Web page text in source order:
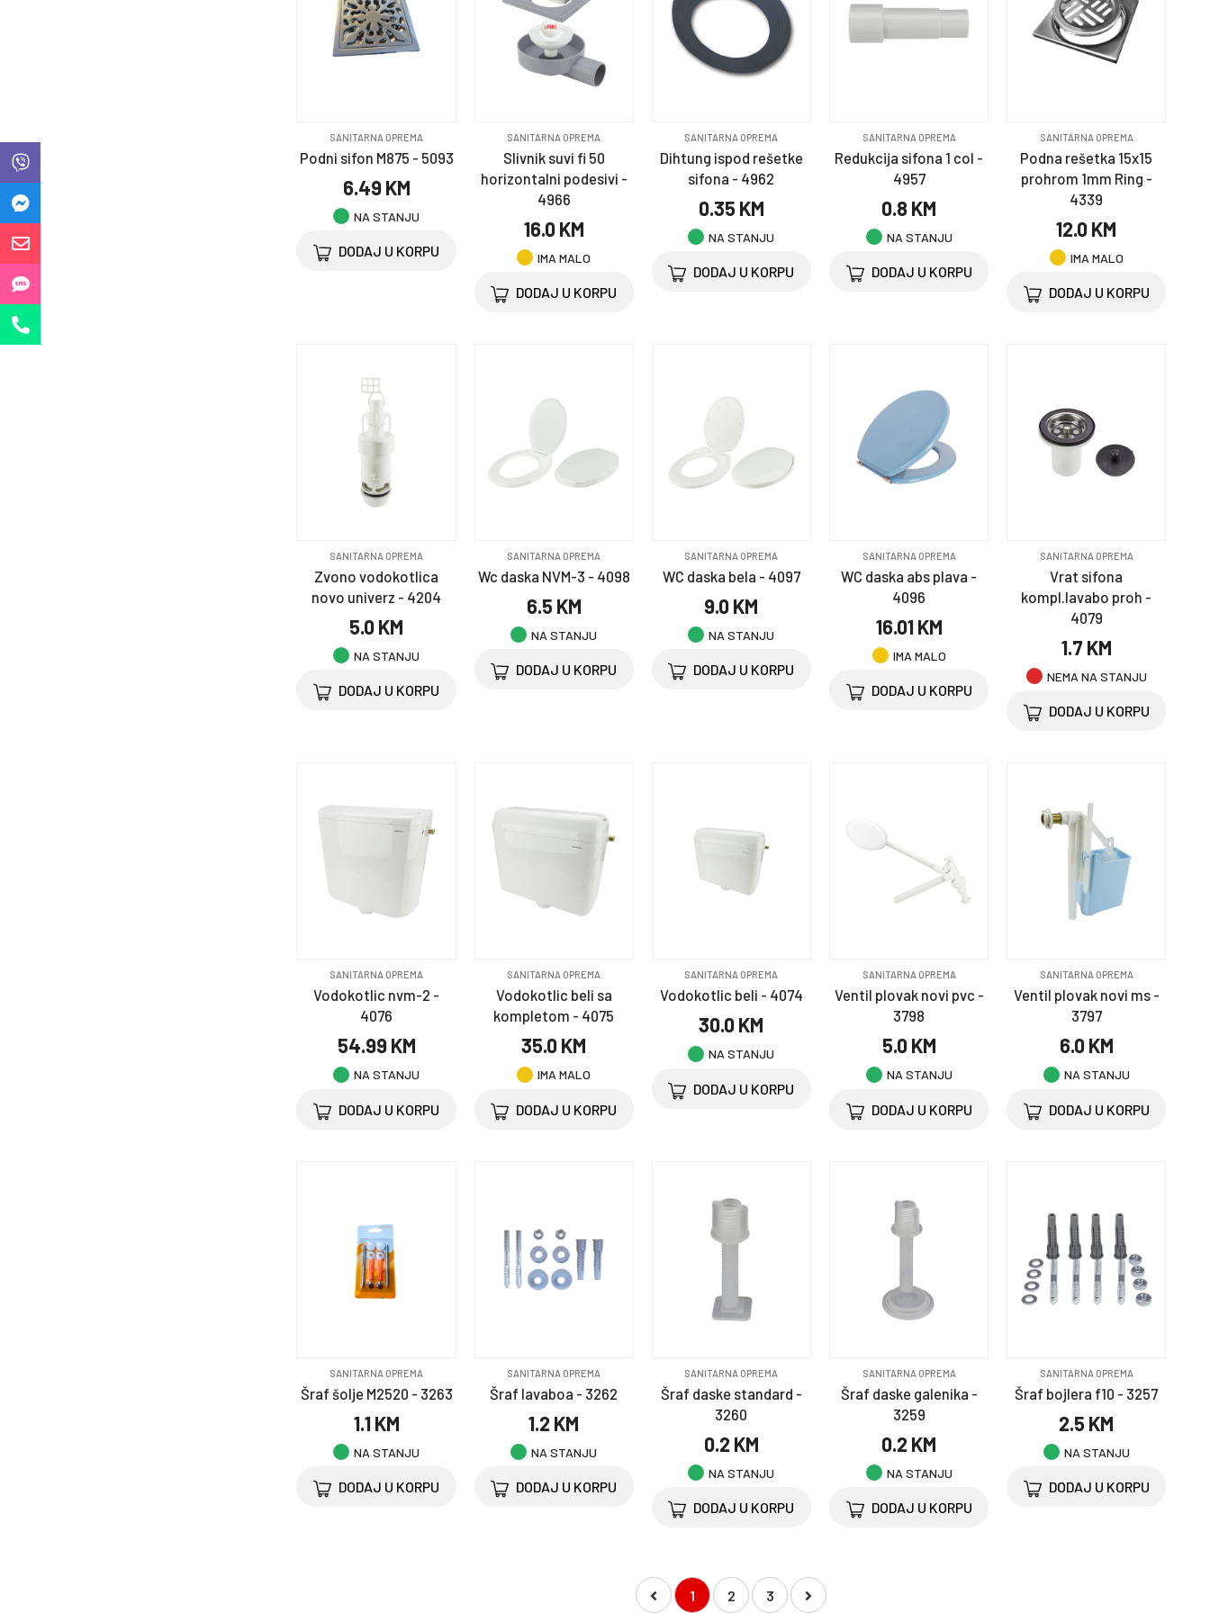
SANITARNA OPREMA
Podni sifon M875 - 5093
6.49 KM
NA STANJU
DODAJ U KORPU
SANITARNA OPREMA
Slivnik suvi fi 50
horizontalni podesivi -
4966
16.0 KM
IMA MALO
DODAJ U KORPU
SANITARNA OPREMA
Dihtung ispod rešetke
sifona - 4962
0.35 KM
NA STANJU
DODAJ U KORPU
SANITARNA OPREMA
Redukcija sifona 1 col -
4957
0.8 KM
NA STANJU
DODAJ U KORPU
SANITARNA OPREMA
Podna rešetka 15x15
prohrom 1mm Ring -
4339
12.0 KM
IMA MALO
DODAJ U KORPU
SANITARNA OPREMA
Zvono vodokotlica
novo univerz - 4204
5.0 KM
NA STANJU
DODAJ U KORPU
SANITARNA OPREMA
Wc daska NVM-3 - 4098
6.5 KM
NA STANJU
DODAJ U KORPU
SANITARNA OPREMA
WC daska bela - 4097
9.0 KM
NA STANJU
DODAJ U KORPU
SANITARNA OPREMA
WC daska abs plava -
4096
16.01 KM
IMA MALO
DODAJ U KORPU
SANITARNA OPREMA
Vrat sifona
kompl.lavabo proh -
4079
1.7 KM
NEMA NA STANJU
DODAJ U KORPU
SANITARNA OPREMA
Vodokotlic nvm-2 -
4076
54.99 KM
NA STANJU
DODAJ U KORPU
SANITARNA OPREMA
Vodokotlic beli sa
kompletom - 4075
35.0 KM
IMA MALO
DODAJ U KORPU
SANITARNA OPREMA
Vodokotlic beli - 4074
30.0 KM
NA STANJU
DODAJ U KORPU
SANITARNA OPREMA
Ventil plovak novi pvc -
3798
5.0 KM
NA STANJU
DODAJ U KORPU
SANITARNA OPREMA
Ventil plovak novi ms -
3797
6.0 KM
NA STANJU
DODAJ U KORPU
SANITARNA OPREMA
Šraf šolje M2520 - 3263
1.1 KM
NA STANJU
DODAJ U KORPU
SANITARNA OPREMA
Šraf lavaboa - 3262
1.2 KM
NA STANJU
DODAJ U KORPU
SANITARNA OPREMA
Šraf daske standard -
3260
0.2 KM
NA STANJU
DODAJ U KORPU
SANITARNA OPREMA
Šraf daske galenika -
3259
0.2 KM
NA STANJU
DODAJ U KORPU
SANITARNA OPREMA
Šraf bojlera f10 - 3257
2.5 KM
NA STANJU
DODAJ U KORPU
1 2 3